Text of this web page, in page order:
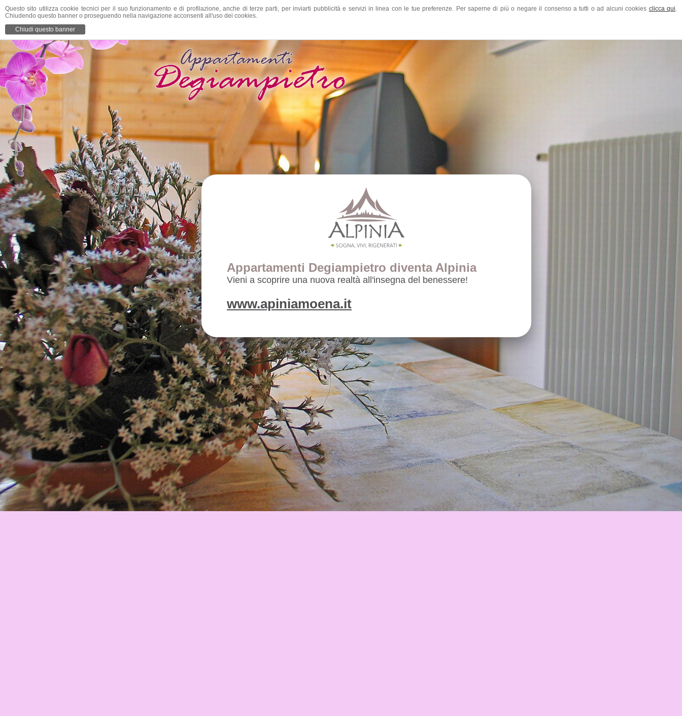
Appartamenti Prezzi
Appartamenti Degiampietro diventa Alpinia
Vieni a scoprire una nuova realtà all'insegna del benessere!
www.apiniamoena.it
Questo sito utilizza cookie tecnici per il suo funzionamento e di profilazione, anche di terze parti, per inviarti pubblicità e servizi in linea con le tue preferenze. Per saperne di più o negare il consenso a tutti o ad alcuni cookies clicca qui.
Chiudendo questo banner o proseguendo nella navigazione acconsenti all'uso dei cookies.
Chiudi questo banner